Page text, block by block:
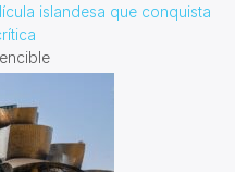
islandesa que conquista